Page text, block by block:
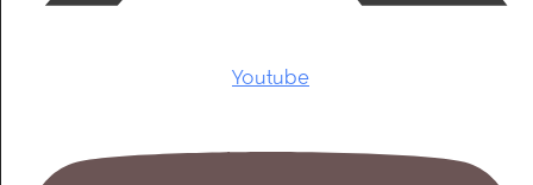
Youtube